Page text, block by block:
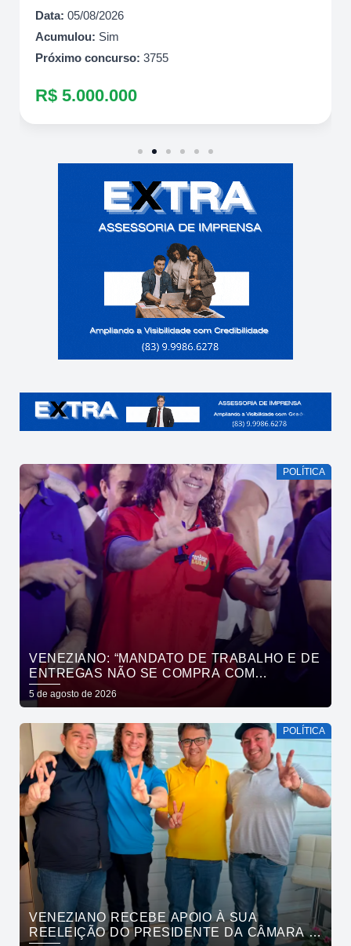
R$ 10.500.000
POLÍTICA
VENEZIANO: “MANDATO DE TRABALHO E DE
ENTREGAS NÃO SE COMPRA COM
DINHEIRO, SE CONQUISTA COM TRABALHO”
5 de agosto de 2026
POLÍTICA
VENEZIANO RECEBE APOIO À SUA
REELEIÇÃO DO PRESIDENTE DA CÂMARA E